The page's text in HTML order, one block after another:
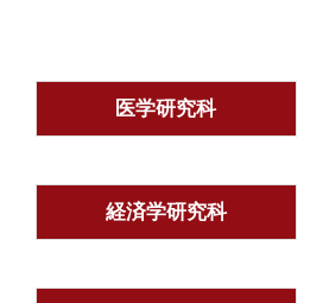
医学研究科
経済学研究科